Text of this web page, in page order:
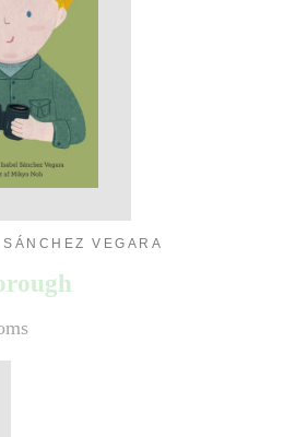
VEGARA